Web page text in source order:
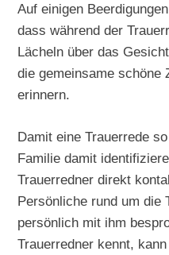
Auf einigen
dass während der
Lächeln über das
die gemeinsame schöne
erinnern.
Damit eine Trauerrede
Familie damit
Trauerredner direkt
Persönliche rund um die
persönlich mit ihm
Trauerredner kennt,